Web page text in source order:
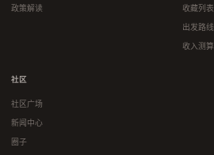
政策解读
收藏列表
出发路线
收入测算
社区
社区广场
新闻中心
圈子